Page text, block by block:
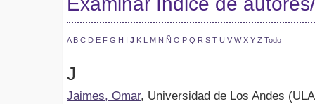
A B C D E F G H I J K L M N Ñ O P Q R S T U V W X Y Z Todo
J
Jaimes, Omar, Universidad de Los Andes